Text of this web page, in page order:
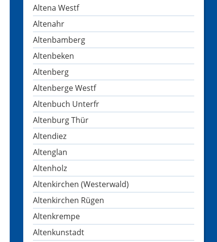
Altena Westf
Altenahr
Altenbamberg
Altenbeken
Altenberg
Altenberge Westf
Altenbuch Unterfr
Altenburg Thür
Altendiez
Altenglan
Altenholz
Altenkirchen (Westerwald)
Altenkirchen Rügen
Altenkrempe
Altenkunstadt